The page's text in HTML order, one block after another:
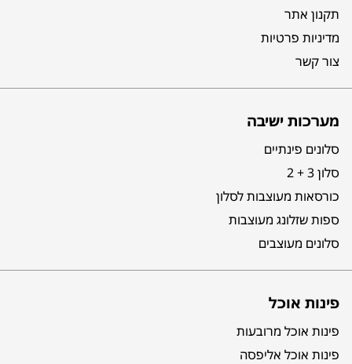
תקנון אתר
מדיניות פרטיות
צור קשר
מערכות ישיבה
סלונים פינתיים
סלון 3 + 2
כורסאות מעוצבות לסלון
ספות שזלונג מעוצבות
סלונים מעוצבים
פינות אוכל
פינות אוכל מרובעות
פינות אוכל אליפסה